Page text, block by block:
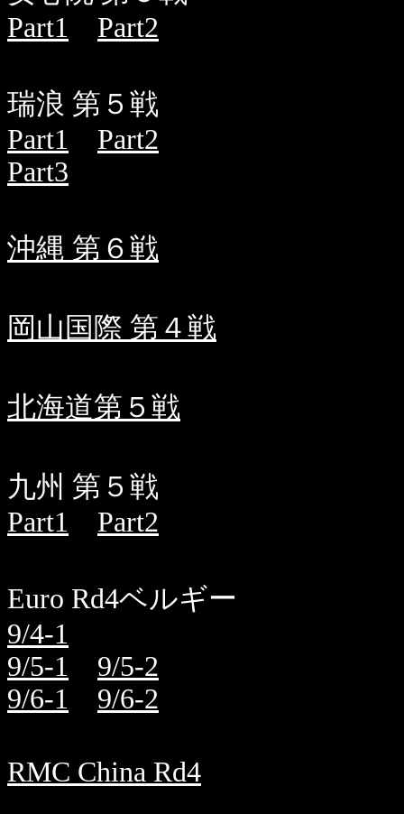
Part1
Part2
瑞浪 第５戦
Part1
Part2
Part3
沖縄 第６戦
岡山国際 第４戦
北海道第５戦
九州 第５戦
Part1
Part2
Euro Rd4ベルギー
9/4-1
9/5-1
9/5-2
9/6-1
9/6-2
RMC China Rd4